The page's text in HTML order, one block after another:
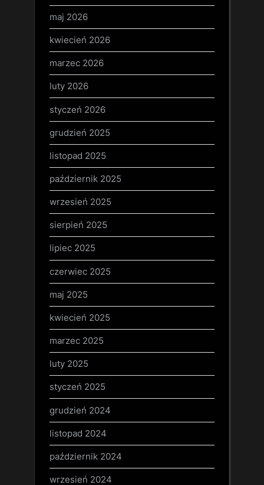
maj 2026
kwiecień 2026
marzec 2026
luty 2026
styczeń 2026
grudzień 2025
listopad 2025
październik 2025
wrzesień 2025
sierpień 2025
lipiec 2025
czerwiec 2025
maj 2025
kwiecień 2025
marzec 2025
luty 2025
styczeń 2025
grudzień 2024
listopad 2024
październik 2024
wrzesień 2024